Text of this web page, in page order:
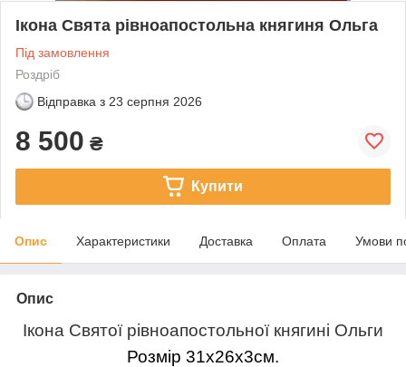
Ікона Свята рівноапостольна княгиня Ольга
Під замовлення
Роздріб
Відправка з 23 серпня 2026
8 500 ₴
Купити
Опис Характеристики Доставка Оплата Умови
Опис
Ікона Святої рівноапостольної княгині Ольги
Розмір 31х26х3см.